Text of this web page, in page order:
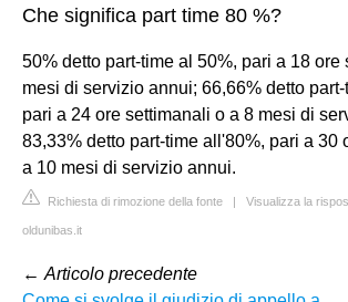
Che significa part time 80 %?
50% detto part-time al 50%, pari a 18 ore
mesi di servizio annui; 66,66% detto
pari a 24 ore settimanali o a 8 mesi di
83,33% detto part-time all'80%, pari a 30
a 10 mesi di servizio annui.
Richiesta di rimozione della fonte | Visualizza la
oldunibas.it
← Articolo precedente